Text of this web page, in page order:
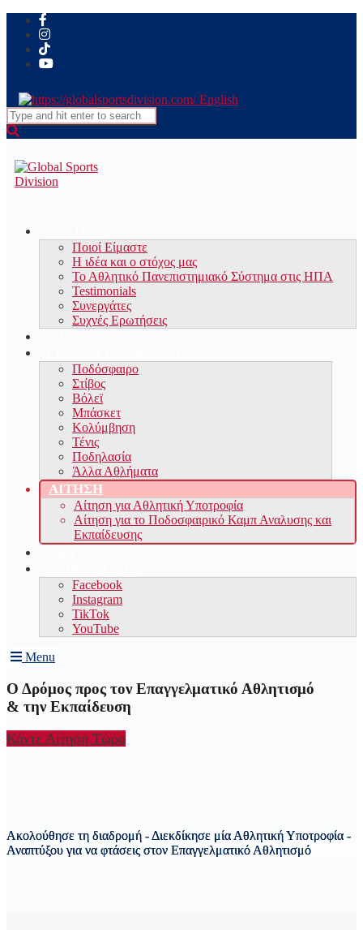
English
Search
for:
Ποιοί Είμαστε
Η ιδέα και ο στόχος μας
Το Αθλητικό Πανεπιστημιακό Σύστημα στις ΗΠΑ
Testimonials
Συνεργάτες
Συχνές Ερωτήσεις
Ποδόσφαιρο
Στίβος
Βόλεϊ
Μπάσκετ
Κολύμβηση
Τένις
Ποδηλασία
Άλλα Αθλήματα
ΑΙΤΗΣΗ
Αίτηση για Αθλητική Υποτροφία
Αίτηση για το Ποδοσφαιρικό Καμπ Αναλυσης και
Εκπαίδευσης
Facebook
Instagram
TikTok
YouTube
Menu
Ο Δρόμος προς τον Επαγγελματικό Αθλητισμό
& την Εκπαίδευση
Κάντε Αίτηση Τώρα
Ακολούθησε τη διαδρομή - Διεκδίκησε μία Αθλητική Υποτροφία -
Αναπτύξου για να φτάσεις στον Επαγγελματικό Αθλητισμό